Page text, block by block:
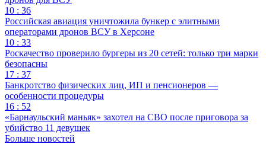
10 : 36
Российская авиация уничтожила бункер с элитными
операторами дронов ВСУ в Херсоне
10 : 33
Роскачество проверило бургеры из 20 сетей: только три марки
безопасны
17 : 37
Банкротство физических лиц, ИП и пенсионеров —
особенности процедуры
16 : 52
«Барнаульский маньяк» захотел на СВО после приговора за
убийство 11 девушек
Больше новостей